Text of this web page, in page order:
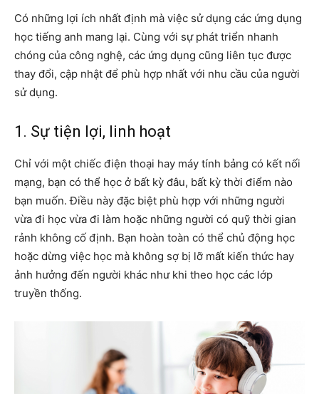
Có những lợi ích nhất định mà việc sử dụng các ứng dụng
học tiếng anh mang lại. Cùng với sự phát triển nhanh
chóng của công nghệ, các ứng dụng cũng liên tục được
thay đổi, cập nhật để phù hợp nhất với nhu cầu của người
sử dụng.
1. Sự tiện lợi, linh hoạt
Chỉ với một chiếc điện thoại hay máy tính bảng có kết nối
mạng, bạn có thể học ở bất kỳ đâu, bất kỳ thời điểm nào
bạn muốn. Điều này đặc biệt phù hợp với những người
vừa đi học vừa đi làm hoặc những người có quỹ thời gian
rảnh không cố định. Bạn hoàn toàn có thể chủ động học
hoặc dừng việc học mà không sợ bị lỡ mất kiến thức hay
ảnh hưởng đến người khác như khi theo học các lớp
truyền thống.